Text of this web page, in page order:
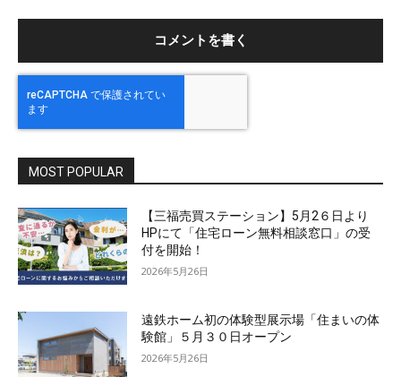
MOST POPULAR
【三福売買ステーション】5月2６日より
HPにて「住宅ローン無料相談窓口」の受
付を開始！
2026年5月26日
遠鉄ホーム初の体験型展示場「住まいの体
験館」５月３０日オープン
2026年5月26日